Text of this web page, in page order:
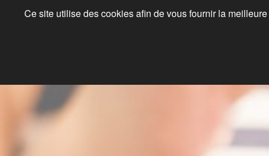
Ce site utilise des cookies afin de vous fournir la